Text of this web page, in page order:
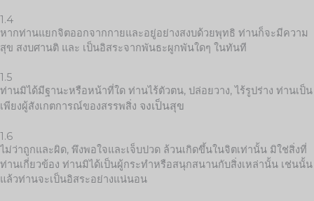
1.4
หากท่านแยกจิตออกจากกายและอยู่อย่างสงบด้วยพุทธิ ท่านก็จะมีความ
สุข สงบศานติ และ เป็นอิสระจากพันธะผูกพันใดๆ ในทันที
1.5
ท่านมิได้มีฐานะหรือหน้าที่ใด ท่านไร้ตัวตน, ปล่อยวาง, ไร้รูปร่าง ท่านเป็น
เพียงผู้สังเกตการณ์ของสรรพสิ่ง จงเป็นสุข
1.6
ไม่ว่าถูกและผิด, พึงพอใจและเจ็บปวด ล้วนเกิดขึ้นในจิตเท่านั้น มิใช่สิ่งที่
ท่านเกี่ยวข้อง ท่านมิได้เป็นผู้กระทำหรือสนุกสนานกับสิ่งเหล่านั้น เช่นนั้น
แล้วท่านจะเป็นอิสระอย่างแน่นอน